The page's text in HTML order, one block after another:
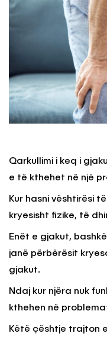
Qarkullimi i keq i
e të kthehet në një
Kur hasni vështirësi
kryesisht fizike, të
Enët e gjakut,
janë përbërësit
gjakut.
Ndaj kur njëra nuk
kthehen në
Këtë çështje trajton